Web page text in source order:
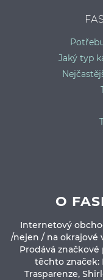
Jaký typ
O
Internetový
/nejen / na okrajové
Prodává
těchto značek:
Trasparenze,